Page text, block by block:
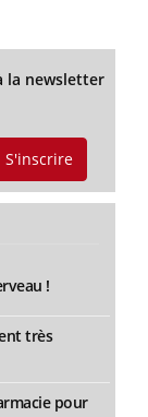
la newsletter
S'inscrire
!
très
pour